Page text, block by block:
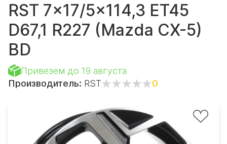
RST 7x17/5x114,3 ET45
D67,1 R227 (Mazda CX-5)
BD
Привезем до 19 августа
Производитель: RST 0